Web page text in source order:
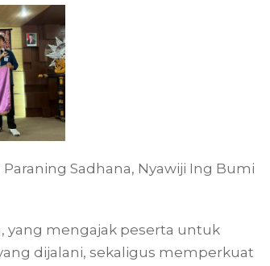
Sadhana, Nyawiji Ing Bumi
yang mengajak peserta untuk
dijalani, sekaligus memperkuat